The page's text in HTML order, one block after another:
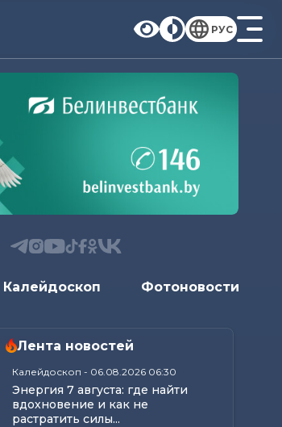
РУС
Калейдоскоп Фотоновости
Лента новостей
Калейдоскоп - 06.08.2026 06:30
Энергия 7 августа: где найти
вдохновение и как не
растратить силы...